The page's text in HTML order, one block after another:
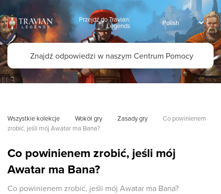
Przejdź do Travian:
Legends
Wszystkie kolekcje Wokół gry Zasady gry
Co powinienem
zrobić, jeśli mój Awatar ma Bana?
Co powinienem zrobić, jeśli mój
Awatar ma Bana?
Co powinienem zrobić, jeśli mój Awatar ma Bana?